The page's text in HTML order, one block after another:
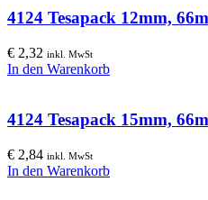
4124 Tesapack 12mm,
€ 2,32 inkl. MwSt
In den Warenkorb
4124 Tesapack 15mm,
€ 2,84 inkl. MwSt
In den Warenkorb